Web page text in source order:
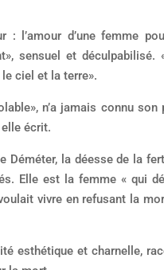
: l’amour d’une femme
sensuel et déculpabilisé.
ciel et la terre».
n’a jamais connu son
écrit.
Déméter, la déesse de la
Elle est la femme « qui
vivre en refusant la
esthétique et charnelle,